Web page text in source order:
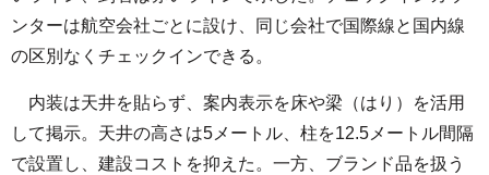
ンターは航空会社ごとに設け、同じ会社で国際線と国内線
の区別なくチェックインできる。
内装は天井を貼らず、案内表示を床や梁（はり）を活用
して掲示。天井の高さは5メートル、柱を12.5メートル間隔
で設置し、建設コストを抑えた。一方、ブランド品を扱う